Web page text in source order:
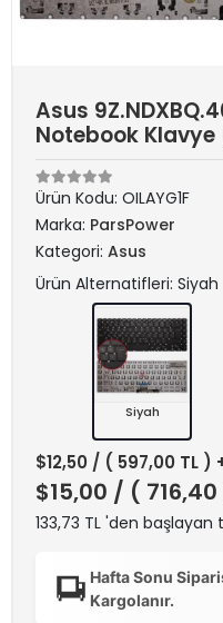
Asus
Notebook Klavye
Ürün Kodu: OILAYG1F
Marka: ParsPower
Kategori: Asus
Ürün Alternatifleri: Siyah
Siyah
$12,50 / ( 597,00 TL )
$15,00 / ( 716,40
133,73 TL 'den başlayan
Hafta Sonu
Kargolanır.